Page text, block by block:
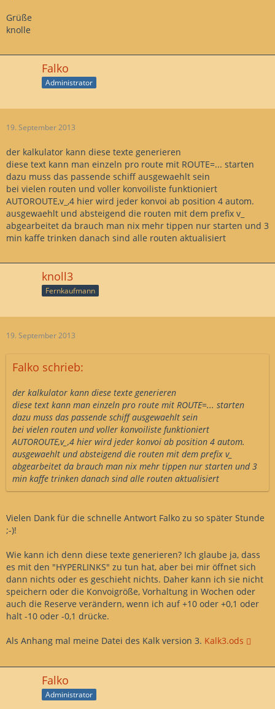
Grüße
knolle
Falko
Administrator
19. September 2013
der kalkulator kann diese texte generieren
diese text kann man einzeln pro route mit ROUTE=... starten
dazu muss das passende schiff ausgewaehlt sein
bei vielen routen und voller konvoiliste funktioniert
AUTOROUTE,v_,4 hier wird jeder konvoi ab position 4 autom.
ausgewaehlt und absteigend die routen mit dem prefix v_
abgearbeitet da brauch man nix mehr tippen nur starten und 3
min kaffe trinken danach sind alle routen aktualisiert
knoll3
Fernkaufmann
19. September 2013
Falko schrieb:
der kalkulator kann diese texte generieren
diese text kann man einzeln pro route mit ROUTE=... starten
dazu muss das passende schiff ausgewaehlt sein
bei vielen routen und voller konvoiliste funktioniert
AUTOROUTE,v_,4 hier wird jeder konvoi ab position 4 autom.
ausgewaehlt und absteigend die routen mit dem prefix v_
abgearbeitet da brauch man nix mehr tippen nur starten und 3
min kaffe trinken danach sind alle routen aktualisiert
Vielen Dank für die schnelle Antwort Falko zu so später Stunde
;-)!
Wie kann ich denn diese texte generieren? Ich glaube ja, dass
es mit den "HYPERLINKS" zu tun hat, aber bei mir öffnet sich
dann nichts oder es geschieht nichts. Daher kann ich sie nicht
speichern oder die Konvoigröße, Vorhaltung in Wochen oder
auch die Reserve verändern, wenn ich auf +10 oder +0,1 oder
halt -10 oder -0,1 drücke.
Als Anhang mal meine Datei des Kalk version 3. Kalk3.ods
Falko
Administrator